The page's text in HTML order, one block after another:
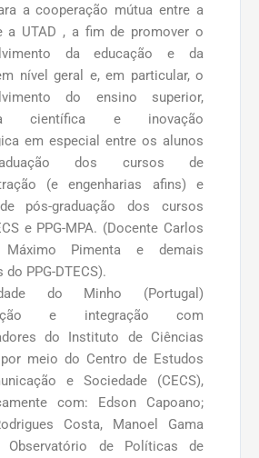
a cooperação mútua entre a
a UTAD , a fim de promover o
da educação e da
nível geral e, em particular, o
do ensino superior,
científica e inovação
em especial entre os alunos
dos cursos de
(e engenharias afins) e
pós-graduação dos cursos
e PPG-MPA. (Docente Carlos
Máximo Pimenta e demais
PPG-DTECS).
do Minho (Portugal)
e integração com
do Instituto de Ciências
meio do Centro de Estudos
e Sociedade (CECS),
com: Edson Capoano;
Costa, Manoel Gama
Observatório de Políticas de